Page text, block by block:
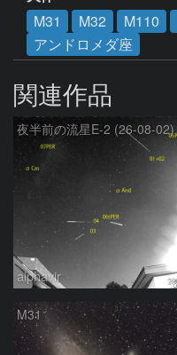
M31
M32 M110
アンドロメダ座
関連作品
夜半前の流星E-2 (26-08-02)
alphavir
M31